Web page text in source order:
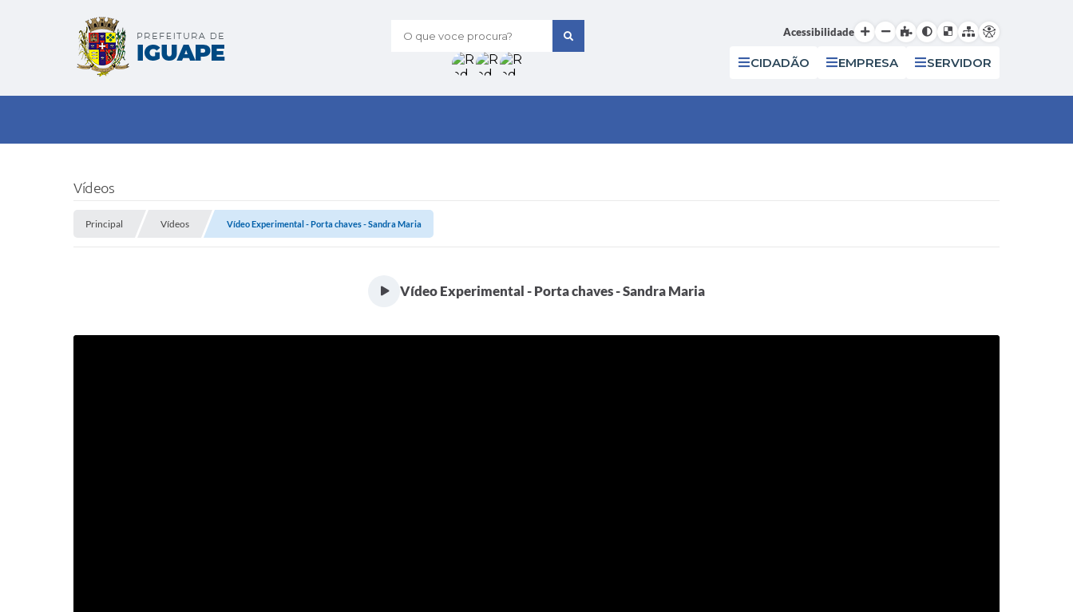
O que voce procura? Acessibilidade
CIDADÃO EMPRESA SERVIDOR
Vídeos
Principal Vídeos Vídeo Experimental - Porta chaves - Sandra Maria
Vídeo Experimental - Porta chaves - Sandra Maria